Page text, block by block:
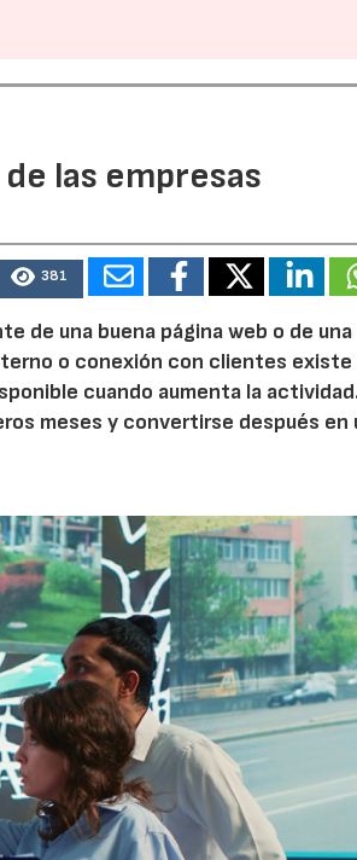
las empresas
381
de una buena página web o de una
o conexión con clientes existe
cuando aumenta la
meses y convertirse después en